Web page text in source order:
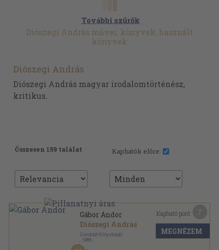
További szűrők
Diószegi András művei, könyvek, használt
könyvek
Diószegi András
Diószegi András magyar irodalomtörténész,
kritikus.
Összesen 159 találat Kaphatók előre:
Gábor Andor
Diószegi András
Gondolat Könyvkiadó
1966
Fűzött papírkötés
Kapható pont:
MEGNÉZEM